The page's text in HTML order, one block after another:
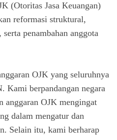
(Otoritas Jasa Keuangan)
reformasi struktural,
penambahan anggota
OJK yang seluruhnya
Kami berpandangan negara
anggaran OJK mengingat
dalam mengatur dan
Selain itu, kami berharap